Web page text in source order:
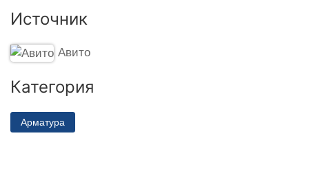
Источник
Авито
Категория
Арматура